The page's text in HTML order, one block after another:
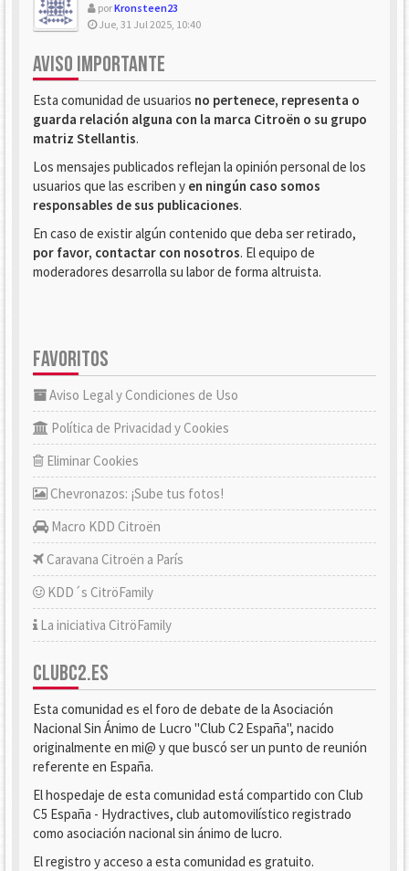
porKronsteen23
Jue, 31 Jul 2025, 10:40
AVISO IMPORTANTE
Esta comunidad de usuarios no pertenece, representa o
guarda relación alguna con la marca Citroën o su grupo
matriz Stellantis.
Los mensajes publicados reflejan la opinión personal de los
usuarios que las escriben y en ningún caso somos
responsables de sus publicaciones.
En caso de existir algún contenido que deba ser retirado,
por favor, contactar con nosotros. El equipo de
moderadores desarrolla su labor de forma altruista.
FAVORITOS
Aviso Legal y Condiciones de Uso
Política de Privacidad y Cookies
Eliminar Cookies
Chevronazos: ¡Sube tus fotos!
Macro KDD Citroën
Caravana Citroën a París
KDD´s CitröFamily
La iniciativa CitröFamily
CLUBC2.ES
Esta comunidad es el foro de debate de la Asociación
Nacional Sin Ánimo de Lucro "Club C2 España", nacido
originalmente en mi@ y que buscó ser un punto de reunión
referente en España.
El hospedaje de esta comunidad está compartido con Club
C5 España - Hydractives, club automovilístico registrado
como asociación nacional sin ánimo de lucro.
El registro y acceso a esta comunidad es gratuito.